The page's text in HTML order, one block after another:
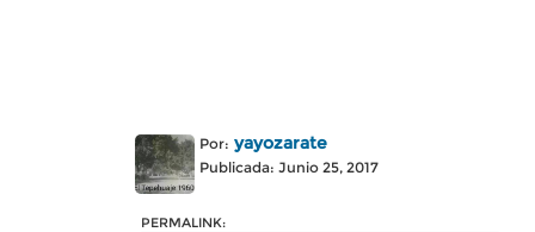
Por: yayozarate
Publicada: Junio 25, 2017
PERMALINK: